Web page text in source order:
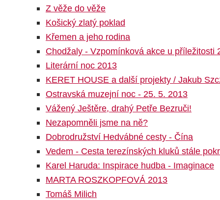
Z věže do věže
Košický zlatý poklad
Křemen a jeho rodina
Chodžaly - Vzpomínková akce u příležitosti
Literární noc 2013
KERET HOUSE a další projekty / Jakub
Ostravská muzejní noc - 25. 5. 2013
Vážený Ještěre, drahý Petře Bezruči!
Nezapomněli jsme na ně?
Dobrodružství Hedvábné cesty - Čína
Vedem - Cesta terezínských kluků stále
Karel Haruda: Inspirace hudba - Imaginace
MARTA ROSZKOPFOVÁ 2013
Tomáš Milich